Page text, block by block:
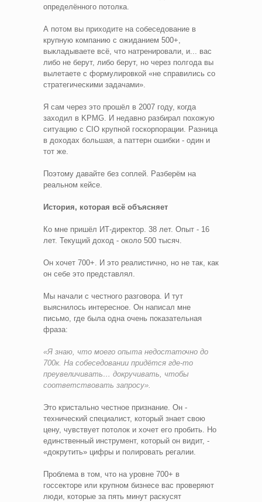
определённого потолка.
А потом вы приходите на собеседование в
крупную компанию с ожиданием 500+,
выкладываете всё, что натренировали, и... вас
либо не берут, либо берут, но через полгода вы
вылетаете с формулировкой «не справились со
стратегическими задачами».
Я сам через это прошёл в 2007 году, когда
заходил в KPMG. И недавно разбирал похожую
ситуацию с CIO крупной госкорпорации. Разница
в доходах большая, а паттерн ошибки - один и
тот же.
Поэтому давайте без соплей. Разберём на
реальном кейсе.
История, которая всё объясняет
Ко мне пришёл ИТ-директор. 38 лет. Опыт - 16
лет. Текущий доход - около 500 тысяч.
Он хочет 700+. И это реалистично, но не так, как
он себе это представлял.
Мы начали с честного разговора. И тут
выяснилось интересное. Он написал мне
письмо, где была одна очень показательная
фраза:
«Я знаю, что моего опыта недостаточно до
700к. На собеседовании придётся где-то
преувеличивать… докручивать, чтобы
соответствовать запросу».
Это кристально честное признание. Он -
технический специалист, который знает свою
цену, чувствует потолок и хочет его пробить. Но
единственный инструмент, который он видит, -
«докрутить» цифры и полировать регалии.
Проблема в том, что на уровне 700+ в
госсекторе или крупном бизнесе вас проверяют
люди, которые за пять минут раскусят